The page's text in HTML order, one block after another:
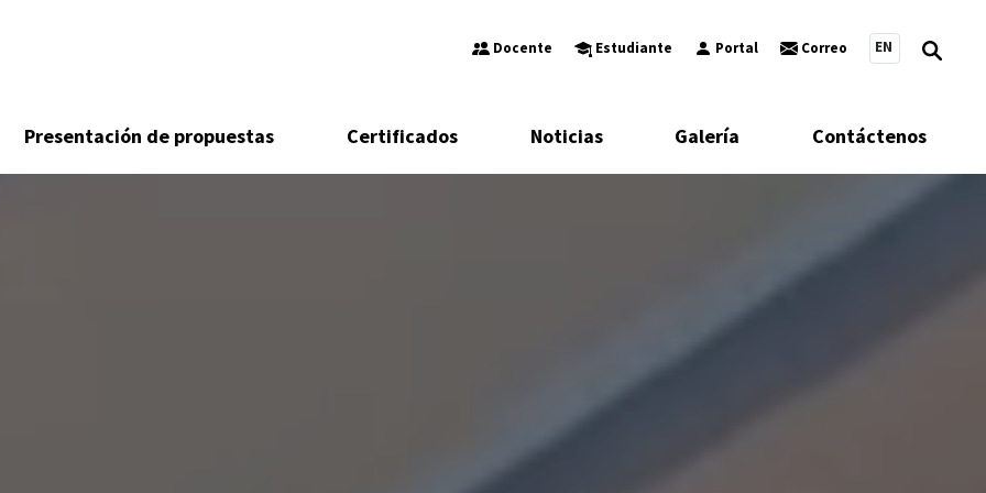
Docente Estudiante Portal Correo EN
Presentación de propuestas Certificados Noticias Galería Contáctenos